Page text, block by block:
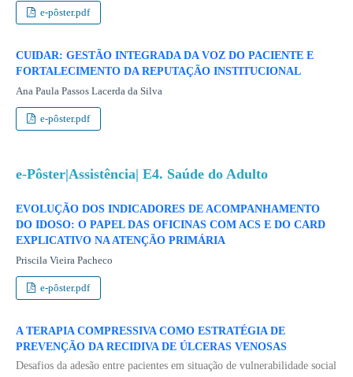
e-pôster.pdf
CUIDAR: GESTÃO INTEGRADA DA VOZ DO PACIENTE E
FORTALECIMENTO DA REPUTAÇÃO INSTITUCIONAL
Ana Paula Passos Lacerda da Silva
e-pôster.pdf
e-Pôster|Assistência| E4. Saúde do Adulto
EVOLUÇÃO DOS INDICADORES DE ACOMPANHAMENTO
DO IDOSO: O PAPEL DAS OFICINAS COM ACS E DO CARD
EXPLICATIVO NA ATENÇÃO PRIMÁRIA
Priscila Vieira Pacheco
e-pôster.pdf
A TERAPIA COMPRESSIVA COMO ESTRATÉGIA DE
PREVENÇÃO DA RECIDIVA DE ÚLCERAS VENOSAS
Desafios da adesão entre pacientes em situação de vulnerabilidade social